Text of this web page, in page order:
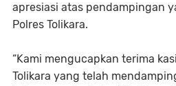
apresiasi atas pendampingan
Polres Tolikara.
“Kami mengucapkan terima
Tolikara yang telah